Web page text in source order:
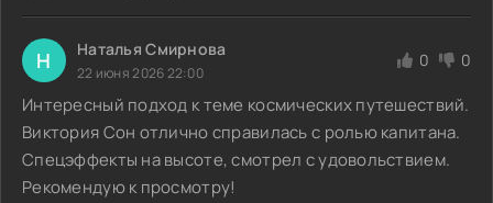
Н Наталья Смирнова
22 июня 2026 22:00
0 0
Интересный подход к теме космических путешествий.
Виктория Сон отлично справилась с ролью капитана.
Спецэффекты на высоте, смотрел с удовольствием.
Рекомендую к просмотру!